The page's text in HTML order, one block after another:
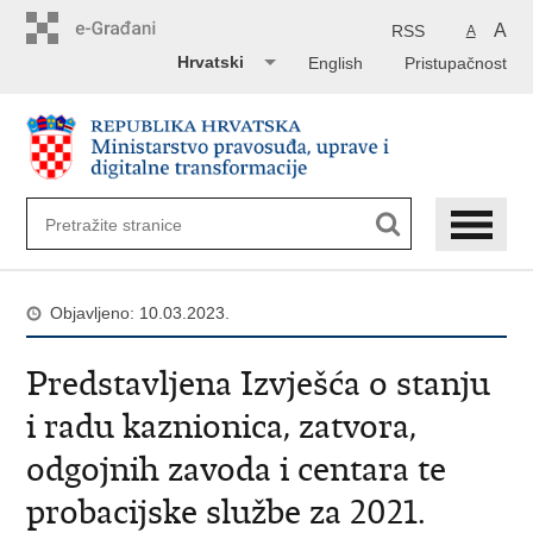
A A
RSS
Pristupačnost
English
Hrvatski
Objavljeno: 10.03.2023.
Predstavljena Izvješća o stanju
i radu kaznionica, zatvora,
odgojnih zavoda i centara te
probacijske službe za 2021.